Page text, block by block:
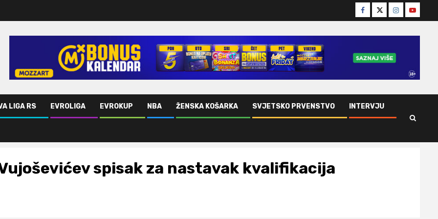
Facebook
TwitterInstagram
Youtube
LIGA RS EVROLIGA EVROKUP NBA ŽENSKA KOŠARKA SVJETSKO PRVENSTVO INTERVJU
spisak za nastavak kvalifikacija